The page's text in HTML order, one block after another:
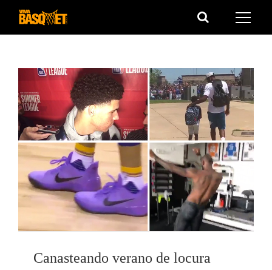
Saltar
Canasteando verano de locura